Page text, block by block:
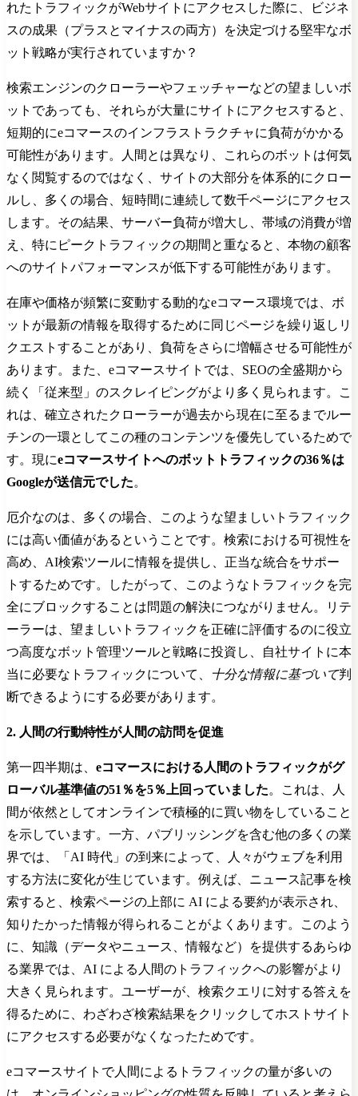
れたトラフィックがWebサイトにアクセスした際に、ビジネ
スの成果（プラスとマイナスの両方）を決定づける堅牢なボ
ット戦略が実行されていますか？
検索エンジンのクローラーやフェッチャーなどの望ましいボ
ットであっても、それらが大量にサイトにアクセスすると、
短期的にeコマースのインフラストラクチャに負荷がかかる
可能性があります。人間とは異なり、これらのボットは何気
なく閲覧するのではなく、サイトの大部分を体系的にクロー
ルし、多くの場合、短時間に連続して数千ページにアクセス
します。その結果、サーバー負荷が増大し、帯域の消費が増
え、特にピークトラフィックの期間と重なると、本物の顧客
へのサイトパフォーマンスが低下する可能性があります。
在庫や価格が頻繁に変動する動的なeコマース環境では、ボ
ットが最新の情報を取得するために同じページを繰り返しリ
クエストすることがあり、負荷をさらに増幅させる可能性が
あります。また、eコマースサイトでは、SEOの全盛期から
続く「従来型」のスクレイピングがより多く見られます。こ
れは、確立されたクローラーが過去から現在に至るまでルー
チンの一環としてこの種のコンテンツを優先しているためで
す。現にeコマースサイトへのボットトラフィックの36％は
Googleが送信元でした。
厄介なのは、多くの場合、このような望ましいトラフィック
には高い価値があるということです。検索における可視性を
高め、AI検索ツールに情報を提供し、正当な統合をサポー
トするためです。したがって、このようなトラフィックを完
全にブロックすることは問題の解決につながりません。リテ
ーラーは、望ましいトラフィックを正確に評価するのに役立
つ高度なボット管理ツールと戦略に投資し、自社サイトに本
当に必要なトラフィックについて、
十分な情報に基づいて判
断できるようにする必要があります。
2. 人間の行動特性が人間の訪問を促進
第一四半期は、 eコマースにおける人間のトラフィックがグ
ローバル基準値の51％を5％上回っていました。これは、人
間が依然としてオンラインで積極的に買い物をしていること
を示しています。一方、パブリッシングを含む他の多くの業
界では、「AI 時代」の到来によって、人々がウェブを利用
する方法に変化が生じています。例えば、ニュース記事を検
索すると、検索ページの上部に AI による要約が表示され、
知りたかった情報が得られることがよくあります。このよう
に、知識（データやニュース、情報など）を提供するあらゆ
る業界では、AI による人間のトラフィックへの影響がより
大きく見られます。ユーザーが、検索クエリに対する答えを
得るために、わざわざ検索結果をクリックしてホストサイト
にアクセスする必要がなくなったためです。
eコマースサイトで人間によるトラフィックの量が多いの